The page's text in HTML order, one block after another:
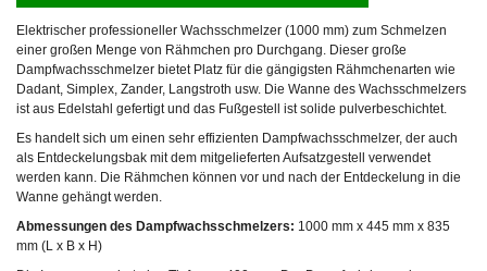
Elektrischer professioneller Wachsschmelzer (1000 mm) zum Schmelzen
einer großen Menge von Rähmchen pro Durchgang. Dieser große
Dampfwachsschmelzer bietet Platz für die gängigsten Rähmchenarten wie
Dadant, Simplex, Zander, Langstroth usw. Die Wanne des Wachsschmelzers
ist aus Edelstahl gefertigt und das Fußgestell ist solide pulverbeschichtet.
Es handelt sich um einen sehr effizienten Dampfwachsschmelzer, der auch
als Entdeckelungsbak mit dem mitgelieferten Aufsatzgestell verwendet
werden kann. Die Rähmchen können vor und nach der Entdeckelung in die
Wanne gehängt werden.
Abmessungen des Dampfwachsschmelzers: 1000 mm x 445 mm x 835
mm (L x B x H)